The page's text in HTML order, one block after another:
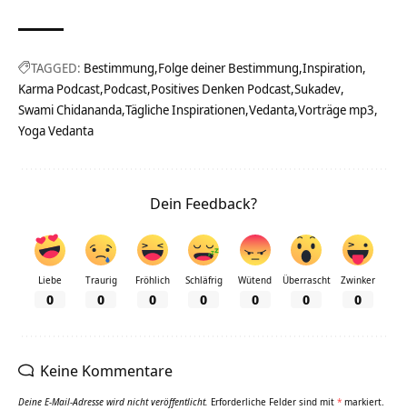
TAGGED: Bestimmung Folge deiner Bestimmung Inspiration
Karma Podcast Podcast Positives Denken Podcast Sukadev
Swami Chidananda Tägliche Inspirationen Vedanta Vorträge mp3
Yoga Vedanta
Dein Feedback?
Liebe
0
Traurig
0
Fröhlich
0
Schläfrig
0
Wütend
0
Überrascht
0
Zwinker
0
Keine Kommentare
Deine E-Mail-Adresse wird nicht veröffentlicht. Erforderliche Felder sind mit * markiert.